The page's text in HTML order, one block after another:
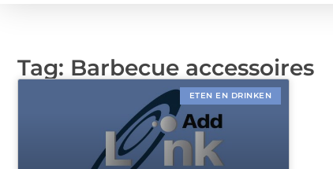
Tag: Barbecue accessoires
ETEN EN DRINKEN